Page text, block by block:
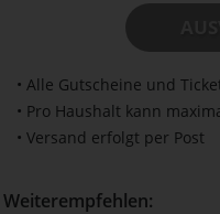
• Alle Gutscheine und
• Pro Haushalt kann
• Versand erfolgt per Post
Weiterempfehlen: